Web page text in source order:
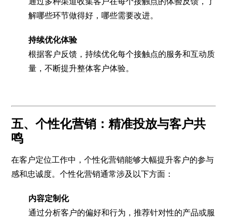
解哪些环节做得好，哪些需要改进。
持续优化体验
根据客户反馈，持续优化每个接触点的服务和互动质
量，不断提升整体客户体验。
五、个性化营销：精准投放与客户共
鸣
在客户定位工作中，个性化营销能够大幅提升客户的参与
感和忠诚度。个性化营销通常涉及以下方面：
内容定制化
通过分析客户的偏好和行为，推荐针对性的产品或服